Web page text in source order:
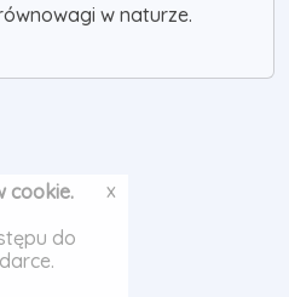
w naturze.
cookie.
do
x